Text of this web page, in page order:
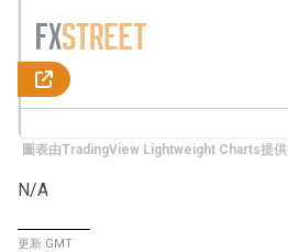
圖表由TradingView Lightweight Charts提供
N/A
更新 GMT